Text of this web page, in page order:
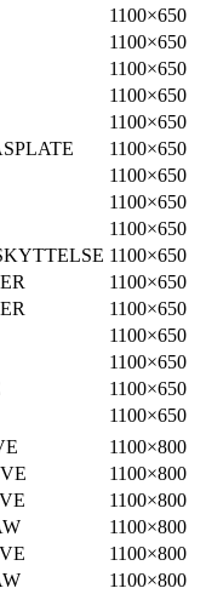
1100×650
1100×650
1100×650
1100×650
1100×650
1100×650
1100×650
1100×650
1100×650
1100×650
1100×650
1100×650
1100×650
1100×650
1100×650
1100×650
1100×800
1100×800
1100×800
1100×800
1100×800
1100×800